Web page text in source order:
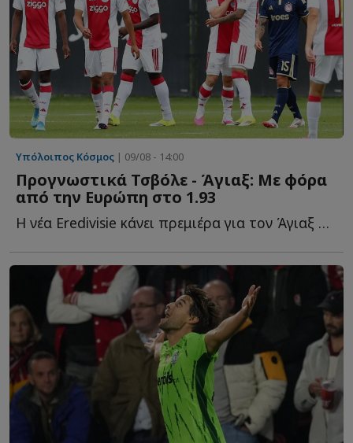
Υπόλοιπος Κόσμος | 09/08 - 14:00
Προγνωστικά Τσβόλε - Άγιαξ: Με φόρα
από την Ευρώπη στο 1.93
Η νέα Eredivisie κάνει πρεμιέρα για τον Άγιαξ με μία ιδιαίτερα α...